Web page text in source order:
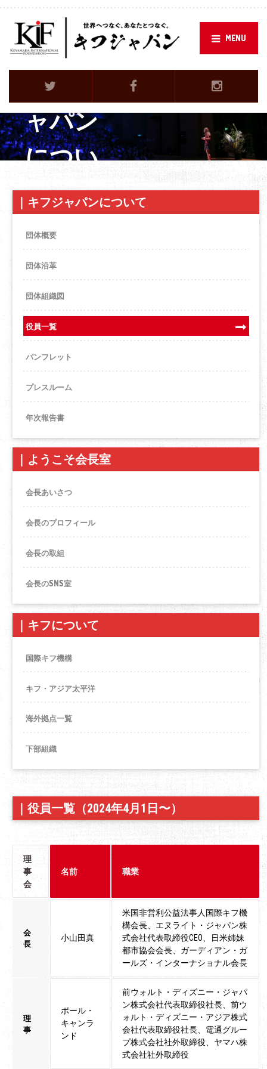
MENU
About KIF Japan
キフジ
ャパン
につい
て
｜ キフジャパンについて
団体概要
団体沿革
団体組織図
役員一覧
パンフレット
プレスルーム
年次報告書
｜ ようこそ会長室
会長あいさつ
会長のプロフィール
会長の取組
会長のSNS室
｜ キフについて
国際キフ機構
キフ・アジア太平洋
海外拠点一覧
下部組織
｜ 役員一覧（2024年4月1日〜）
理
事
会
名前 職業
会
長
小山田真
米国非営利公益法事人国際キフ機
構会長、エヌライト・ジャパン株
式会社代表取締役CEO、日米姉妹
都市協会会長、ガーディアン・ガ
ールズ・インターナショナル会長
理
事
ポール・
キャンラ
ンド
前ウォルト・ディズニー・ジャパ
ン株式会社代表取締役社長、前ウ
ォルト・ディズニー・アジア株式
会社代表取締役社長、電通グルー
プ株式会社社外取締役、ヤマハ株
式会社社外取締役